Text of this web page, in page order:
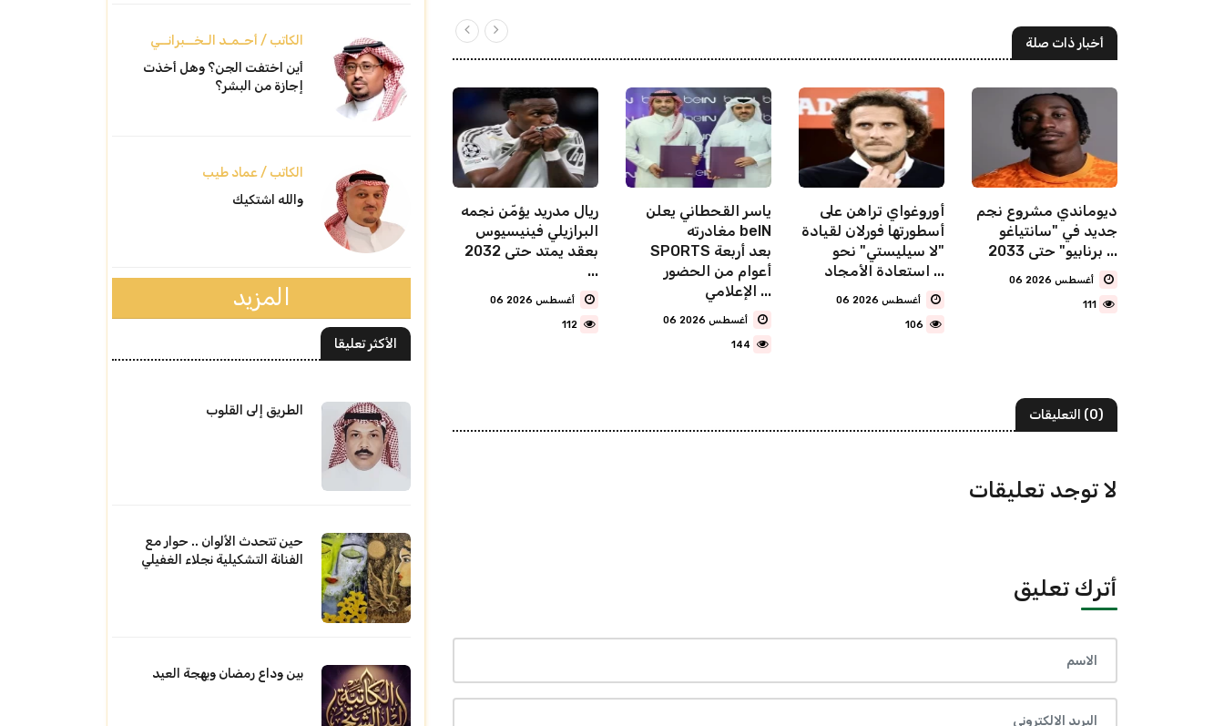
أخبار ذات صلة
ريال مدريد يؤمّن نجمه
البرازيلي فينيسيوس
بعقد يمتد حتى 2032
...
112
ياسر القحطاني يعلن
مغادرته beIN
SPORTS بعد أربعة
أعوام من الحضور
الإعلامي ...
144
أوروغواي تراهن على
أسطورتها فورلان لقيادة
"لا سيليستي" نحو
استعادة الأمجاد ...
106
ديوماندي مشروع نجم
جديد في "سانتياغو
برنابيو" حتى 2033 ...
111
(0) التعليقات
لا توجد تعليقات
أترك تعليق
الكاتب / أحـمـد الـخــبرانــي
أين اختفت الجن؟ وهل أخذت
إجازة من البشر؟
الكاتب / عماد طيب
والله اشتكيك
المزيد
الأكثر تعليقا
الطريق إلى القلوب
حين تتحدث الألوان .. حوار مع
الفنانة التشكيلية نجلاء الغفيلي
بين وداع رمضان وبهجة العيد